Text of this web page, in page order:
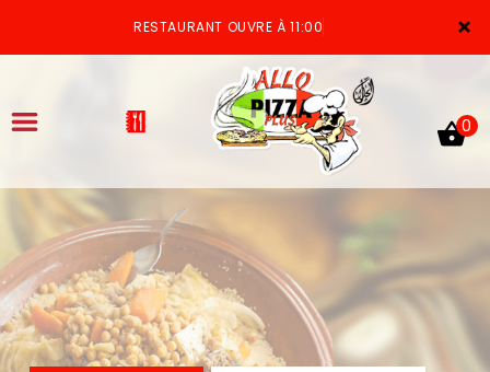
×
RESTAURANT OUVRE À 11:00
ACCUEIL
LA CARTE
VOTRE COMPTE
0